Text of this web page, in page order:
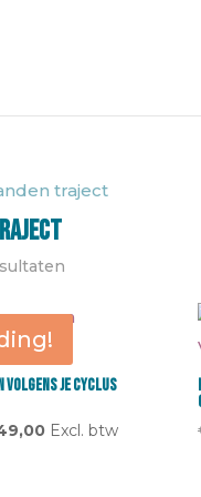
traject
volgens je cyclus
Huidige
Excl. btw